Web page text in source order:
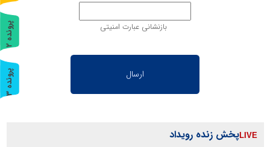
بازنشانی عبارت امنیتی
پخش زنده رویداد
پ
ر
و
ن
د
ه
2
پ
ر
و
ن
د
ه
3